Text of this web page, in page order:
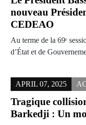
nouveau
CEDEAO
Au terme de la 69ᵉ
d’État et de
APRIL 07, 2025
Tragique
Barkedji : Un